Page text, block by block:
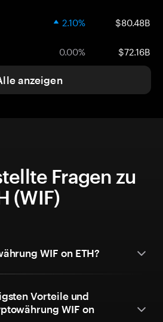
2.10% $80.48B
0.00% $72.16B
anzeigen
Fragen zu
(WIF)
WIF on ETH?
Vorteile und
WIF on